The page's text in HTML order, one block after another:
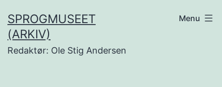
til
indhold
SPROGMUSEET
(ARKIV)
Redaktør: Ole Stig Andersen
Menu